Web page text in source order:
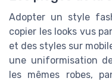
Adopter un style
copier les looks vus
et des styles sur
une uniformisation
les mêmes robes,